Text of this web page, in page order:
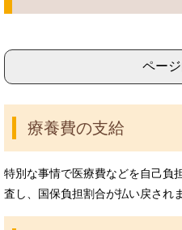
ペー
療養費の支給
特別な事情で医療費などを自己負
査し、国保負担割合が払い戻され